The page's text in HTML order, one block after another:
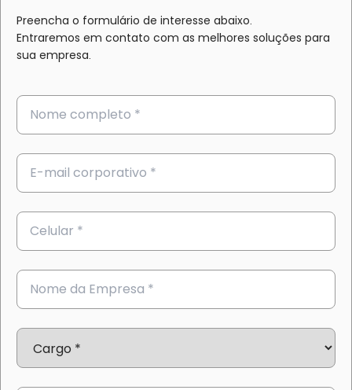
Preencha o formulário de interesse abaixo.
Entraremos em contato com as melhores soluções para
sua empresa.